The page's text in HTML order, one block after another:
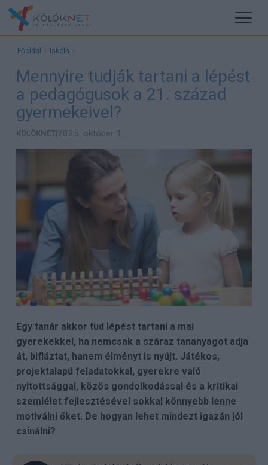
Főoldal › Iskola ›
Mennyire tudják tartani a lépést
a pedagógusok a 21. század
gyermekeivel?
KÖLÖKNET|2025. október 1.
Egy tanár akkor tud lépést tartani a mai
gyerekekkel, ha nemcsak a száraz tananyagot adja
át, bifláztat, hanem élményt is nyújt. Játékos,
projektalapú feladatokkal, gyerekre való
nyitottsággal, közös gondolkodással és a kritikai
szemlélet fejlesztésével sokkal könnyebb lenne
motiválni őket. De hogyan lehet mindezt igazán jól
csinálni?